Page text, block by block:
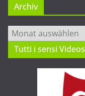
Archiv
Archiv
Tutti i sensi Videos